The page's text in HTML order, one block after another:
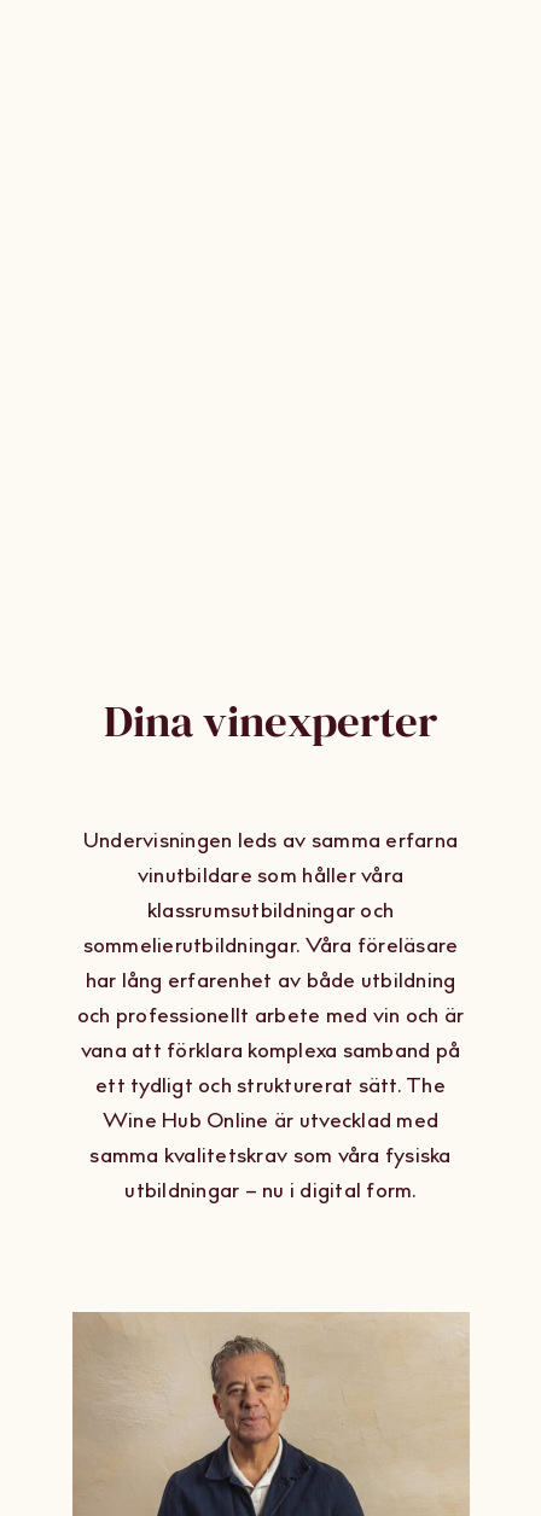
Dina vinexperter
Undervisningen leds av samma erfarna
vinutbildare som håller våra
klassrumsutbildningar och
sommelierutbildningar. Våra föreläsare
har lång erfarenhet av både utbildning
och professionellt arbete med vin och är
vana att förklara komplexa samband på
ett tydligt och strukturerat sätt. The
Wine Hub Online är utvecklad med
samma kvalitetskrav som våra fysiska
utbildningar – nu i digital form.